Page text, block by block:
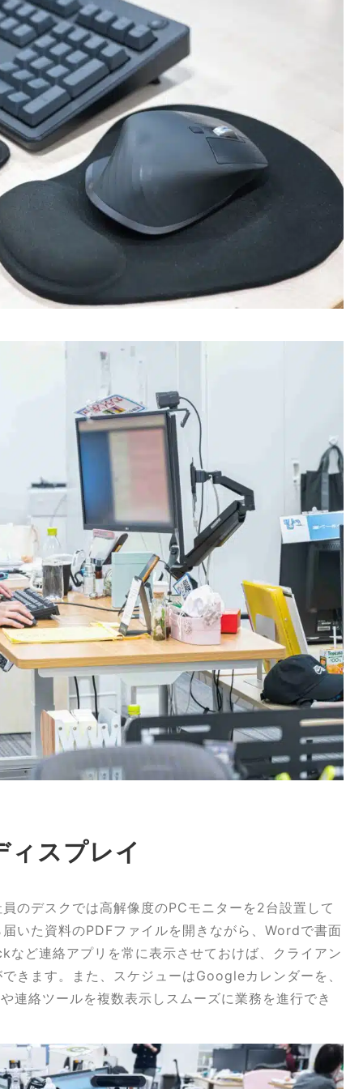
ィスプレイ
のデスクでは高解像度のPCモニターを2台設置して
いた資料のPDFファイルを開きながら、Wordで書面
ど連絡アプリを常に表示させておけば、クライアン
きます。また、スケジューはGoogleカレンダーを、
連絡ツールを複数表示しスムーズに業務を進行でき